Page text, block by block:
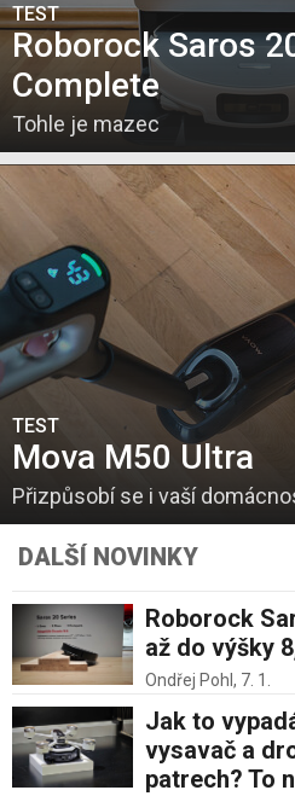
TEST
Roborock Saros
Complete
Tohle je mazec
TEST
Mova M50 Ultra
Přizpůsobí se i vaší
DALŠÍ NOVINKY
Roborock
až do výšky
Ondřej Pohl, 7. 1.
Jak to
vysavač a
patrech? To